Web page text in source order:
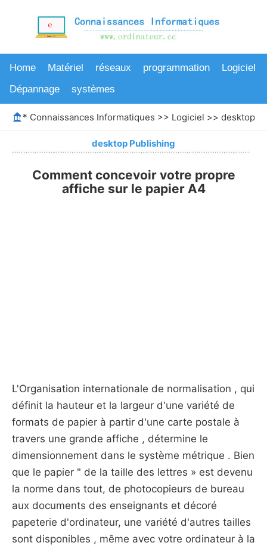
Home Matériel réseaux programmation
Logiciel
Dépannage
systèmes
* Connaissances Informatiques >> Logiciel >> desktop
desktop Publishing
Comment concevoir votre propre
affiche sur le papier A4
L'Organisation internationale de normalisation , qui
définit la hauteur et la largeur d'une variété de
formats de papier à partir d'une carte postale à
travers une grande affiche , détermine le
dimensionnement dans le système métrique . Bien
que le papier " de la taille des lettres » est devenu
la norme dans tout, de photocopieurs de bureau
aux documents des enseignants et décoré
papeterie d'ordinateur, une variété d'autres tailles
sont disponibles , même avec votre ordinateur à la